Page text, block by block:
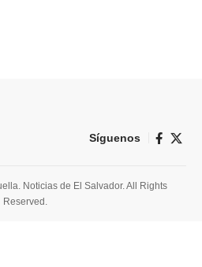
Síguenos
Noticias de El Salvador. All Rights
Reserved.